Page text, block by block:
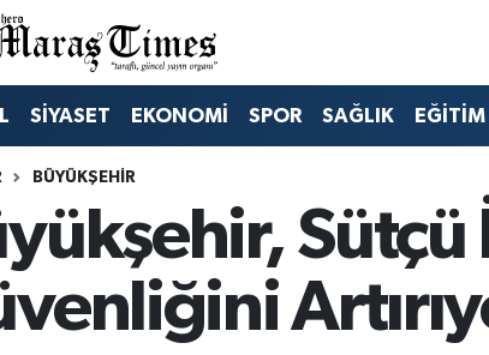
SİYASET EKONOMİ SPOR SAĞLIK EĞİTİM
BÜYÜKŞEHİR
Sütçü
Durumu ve Fikstür